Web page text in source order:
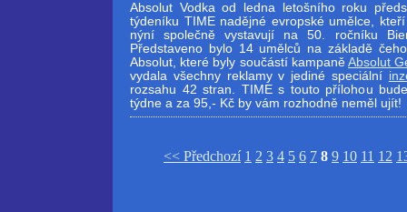
Absolut Vodka od ledna letošního roku
týdeníku TIME nadějné evropské umělce,
nýní společně vystavují na 50. ročníku
Představeno bylo 14 umělců na základě
Absolut, které byly součástí kampaněAbsolut
vydala všechny reklamy v jediné speciální
rozsahu 42 stran. TIME s touto přílohou
týdne a za 95,- Kč by vám rozhodně neměl ujít!
<< Předchozí 1 2 3 4 5 6 7 8 9 10 11 12